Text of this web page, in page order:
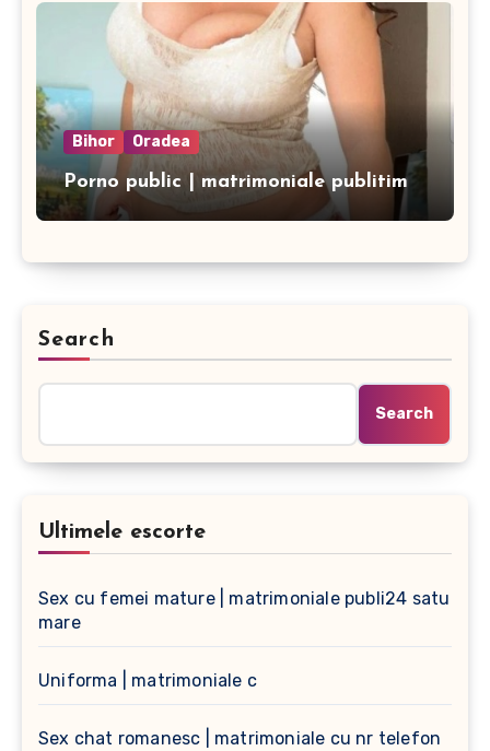
Bihor Oradea
Porno public | matrimoniale publitim
Search
Search
Ultimele escorte
Sex cu femei mature | matrimoniale publi24 satu
mare
Uniforma | matrimoniale c
Sex chat romanesc | matrimoniale cu nr telefon